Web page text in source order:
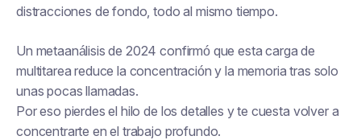
distracciones de fondo, todo al mismo tiempo.
Un metaanálisis de 2024 confirmó que esta carga de
multitarea reduce la concentración y la memoria tras solo
unas pocas llamadas.
Por eso pierdes el hilo de los detalles y te cuesta volver a
concentrarte en el trabajo profundo.